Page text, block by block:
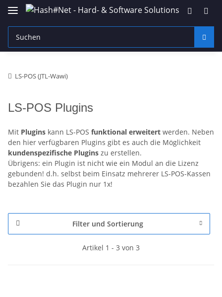
LS-POS (JTL-Wawi)
LS-POS Plugins
Mit Plugins kann LS-POS funktional erweitert werden. Neben
den hier verfügbaren Plugins gibt es auch die Möglichkeit
kundenspezifische Plugins zu erstellen.
Übrigens: ein Plugin ist nicht wie ein Modul an die Lizenz
gebunden! d.h. selbst beim Einsatz mehrerer LS-POS-Kassen
bezahlen Sie das Plugin nur 1x!
Filter und Sortierung
Artikel 1 - 3 von 3